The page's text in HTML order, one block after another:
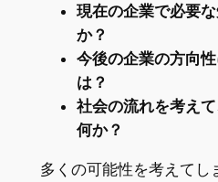
現在の企業で必要
か？
今後の企業の方向
は？
社会の流れを考え
何か？
多くの可能性を考えてし